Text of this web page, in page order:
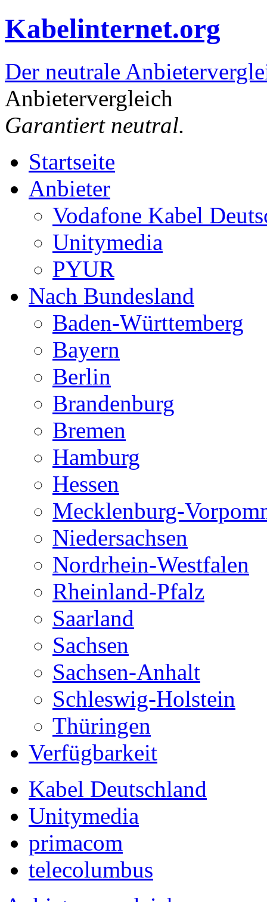
Kabelinternet.org
Der neutrale
Anbietervergleich
Garantiert neutral.
Startseite
Anbieter
Vodafone Kabel
Unitymedia
PYUR
Nach Bundesland
Baden-Württemberg
Bayern
Berlin
Brandenburg
Bremen
Hamburg
Hessen
Mecklenburg-
Niedersachsen
Nordrhein-Westfalen
Rheinland-Pfalz
Saarland
Sachsen
Sachsen-Anhalt
Schleswig-Holstein
Thüringen
Verfügbarkeit
Kabel Deutschland
Unitymedia
primacom
telecolumbus